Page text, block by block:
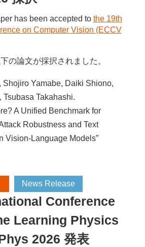
has been accepted to the 19th
on Computer Vision (ECCV
の論文が採択されました。
Shojiro Yamabe, Daiki Shiono,
Tsubasa Takahashi.
A Unified Benchmark for
Robustness and Text
Vision-Language Models”
News Release
Conference
Learning Physics
2026 発表